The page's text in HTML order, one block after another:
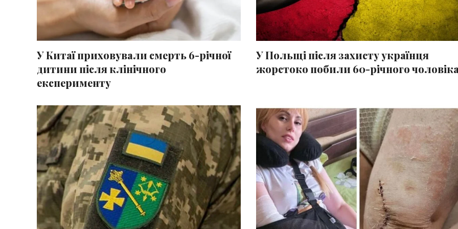
У Китаї приховували смерть 6-річної
дитини після клінічного
експерименту
У Польщі після захисту українця
жорстоко побили 60-річного